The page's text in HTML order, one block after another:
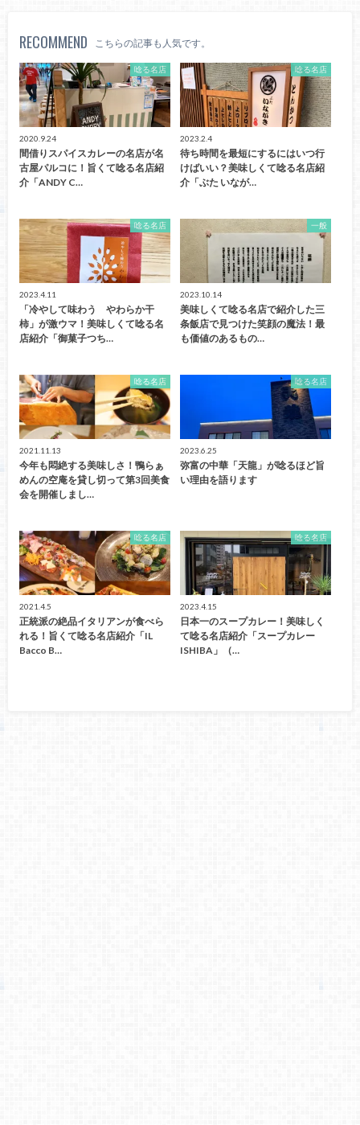
RECOMMEND こちらの記事も人気です。
唸る名店
2020.9.24
間借りスパイスカレーの名店が名
古屋パルコに！旨くて唸る名店紹
介「ANDY C…
唸る名店
2023.2.4
待ち時間を最短にするにはいつ行
けばいい？美味しくて唸る名店紹
介「ぶた いなが…
唸る名店
2023.4.11
「冷やして味わう やわらか干
柿」が激ウマ！美味しくて唸る名
店紹介「御菓子つち…
一般
2023.10.14
美味しくて唸る名店で紹介した三
条飯店で見つけた笑顔の魔法！最
も価値のあるもの…
唸る名店
2021.11.13
今年も悶絶する美味しさ！鴨らぁ
めんの空庵を貸し切って第3回美食
会を開催しまし…
唸る名店
2023.6.25
弥富の中華「天龍」が唸るほど旨
い理由を語ります
唸る名店
2021.4.5
正統派の絶品イタリアンが食べら
れる！旨くて唸る名店紹介「IL
Bacco B…
唸る名店
2023.4.15
日本一のスープカレー！美味しく
て唸る名店紹介「スープカレー
ISHIBA」（…